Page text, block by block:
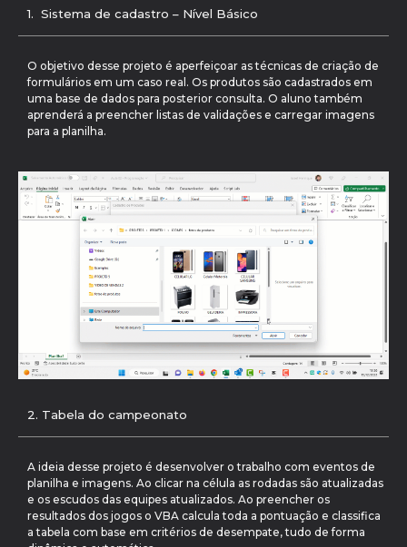
1. Sistema de cadastro – Nível Básico
O objetivo desse projeto é aperfeiçoar as técnicas de criação de
formulários em um caso real. Os produtos são cadastrados em
uma base de dados para posterior consulta. O aluno também
aprenderá a preencher listas de validações e carregar imagens
para a planilha.
2. Tabela do campeonato
A ideia desse projeto é desenvolver o trabalho com eventos de
planilha e imagens. Ao clicar na célula as rodadas são atualizadas
e os escudos das equipes atualizados. Ao preencher os
resultados dos jogos o VBA calcula toda a pontuação e classifica
a tabela com base em critérios de desempate, tudo de forma